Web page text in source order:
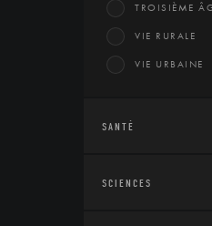
TROISIÈME
VIE RURALE
VIE URBAINE
SANTÉ
SCIENCES